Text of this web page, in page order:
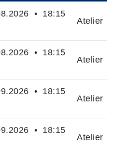
• 18:15
Atelier
• 18:15
Atelier
• 18:15
Atelier
• 18:15
Atelier